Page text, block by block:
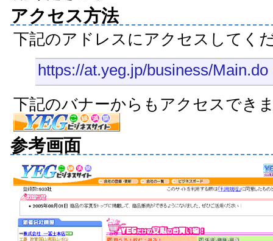
アクセス方法
下記のアドレスにアクセスしてく
https://at.yeg.jp/business/Main.do
下記のバナーからもアクセスでき
参考画面